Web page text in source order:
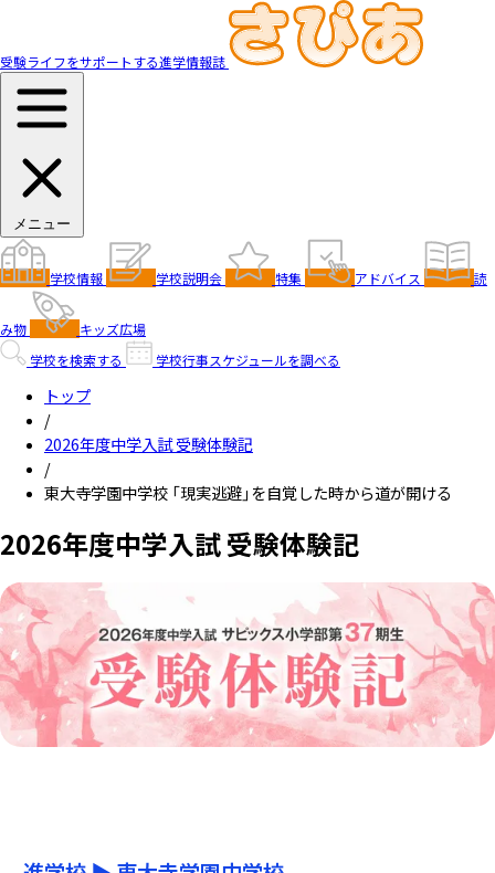
受験ライフをサポートする進学情報誌
メニュー
学校情報 学校説明会 特集 アドバイス 読
み物
キッズ広場
学校を検索する
学校行事スケジュールを調べる
トップ
/
2026年度中学入試 受験体験記
/
東大寺学園中学校 「現実逃避」を自覚した時から道が開ける
2026年度中学入試 受験体験記